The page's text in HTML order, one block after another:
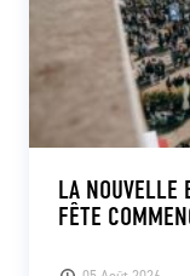
LA NOUVELLE
FÊTE